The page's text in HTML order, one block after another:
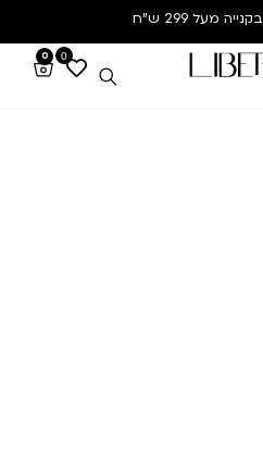
בקנייה מעל 299 ש”ח
0
0